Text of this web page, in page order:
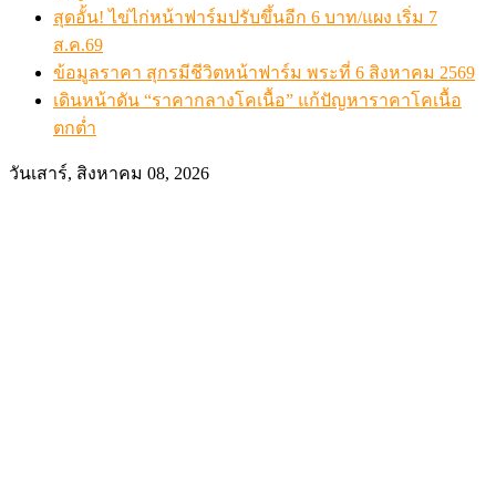
สุดอั้น! ไข่ไก่หน้าฟาร์มปรับขึ้นอีก 6 บาท/แผง เริ่ม 7
ส.ค.69
ข้อมูลราคา สุกรมีชีวิตหน้าฟาร์ม พระที่ 6 สิงหาคม 2569
เดินหน้าดัน “ราคากลางโคเนื้อ” แก้ปัญหาราคาโคเนื้อ
ตกต่ำ
วันเสาร์, สิงหาคม 08, 2026